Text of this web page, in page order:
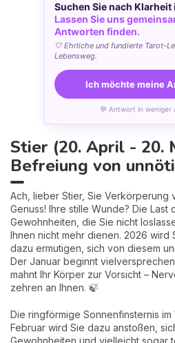
Suchen Sie nach
Lassen Sie uns
Antworten finden.
🤍 Ehrliche und fundierte Tarot-
Lebensweg.
Ich möchte meine
💬 Antwort in weniger
Stier (20. April - 20.
Befreiung von
Ach, lieber Stier, Sie Verkörperung
Genuss! Ihre stille Wunde? Die
Gewohnheiten, die Sie nicht
Ihnen nicht mehr dienen. 2026 wird
dazu ermutigen, sich von diesem
Der Januar beginnt
mahnt Ihr Körper zur Vorsicht –
zehren an Ihnen. 🍃
Die ringförmige Sonnenfinsternis im
Februar wird Sie dazu anstoßen,